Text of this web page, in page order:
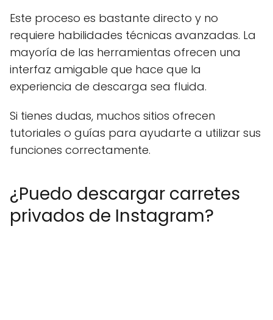
Este proceso es bastante directo y no
requiere habilidades técnicas avanzadas. La
mayoría de las herramientas ofrecen una
interfaz amigable que hace que la
experiencia de descarga sea fluida.
Si tienes dudas, muchos sitios ofrecen
tutoriales o guías para ayudarte a utilizar sus
funciones correctamente.
¿Puedo descargar carretes
privados de Instagram?